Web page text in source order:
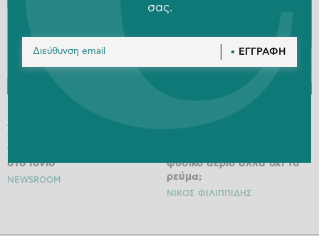
15.04.26
Δείτε live την τελετή
γεωτρήσης για το Block 2
στο Ιόνιο
NEWSROOM
φυσικό αέριο αλλά όχι το
ρεύμα;
ΝΙΚΟΣ ΦΙΛΙΠΠΙΔΗΣ
σας.
ΕΓΓΡΑΦΗ